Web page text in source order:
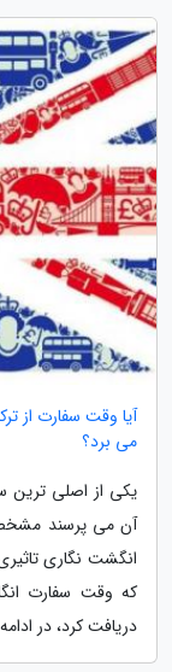
آیا وقت سفارت از
می برد؟
یکی از اصلی ترین
آن می پرسند
انگشت نگاری
که وقت سفارت
دریافت کرد، در